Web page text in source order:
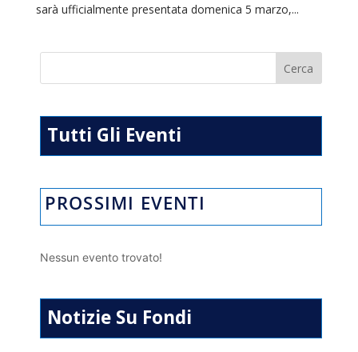
sarà ufficialmente presentata domenica 5 marzo,...
Tutti Gli Eventi
PROSSIMI EVENTI
Nessun evento trovato!
Notizie Su Fondi